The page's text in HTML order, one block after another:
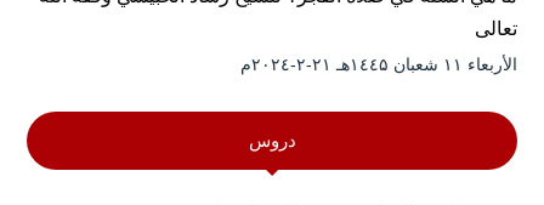
تعالى
الأربعاء ۱۱ شعبان ۱٤٤۵هـ ۲۱-۲-۲۰۲٤م
دروس